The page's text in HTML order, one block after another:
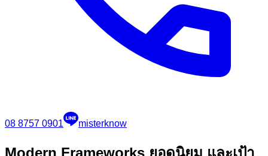
08 8757 0901 misterknow